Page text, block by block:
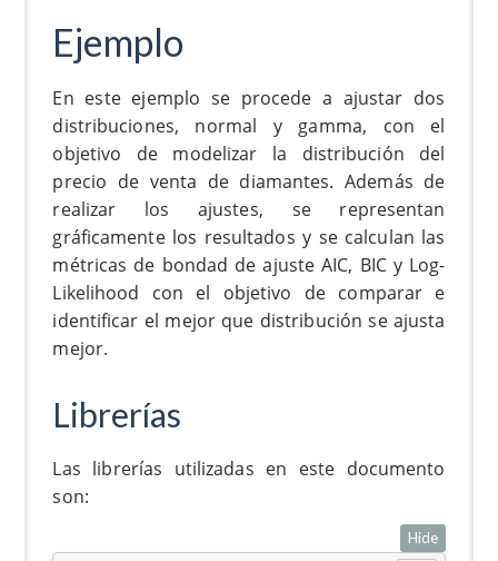
Ejemplo
En este ejemplo se procede a ajustar dos
distribuciones, normal y gamma, con el
objetivo de modelizar la distribución del
precio de venta de diamantes. Además de
realizar los ajustes, se representan
gráficamente los resultados y se calculan las
métricas de bondad de ajuste AIC, BIC y Log-
Likelihood con el objetivo de comparar e
identificar el mejor que distribución se ajusta
mejor.
Librerías
Las librerías utilizadas en este documento
son:
Hide